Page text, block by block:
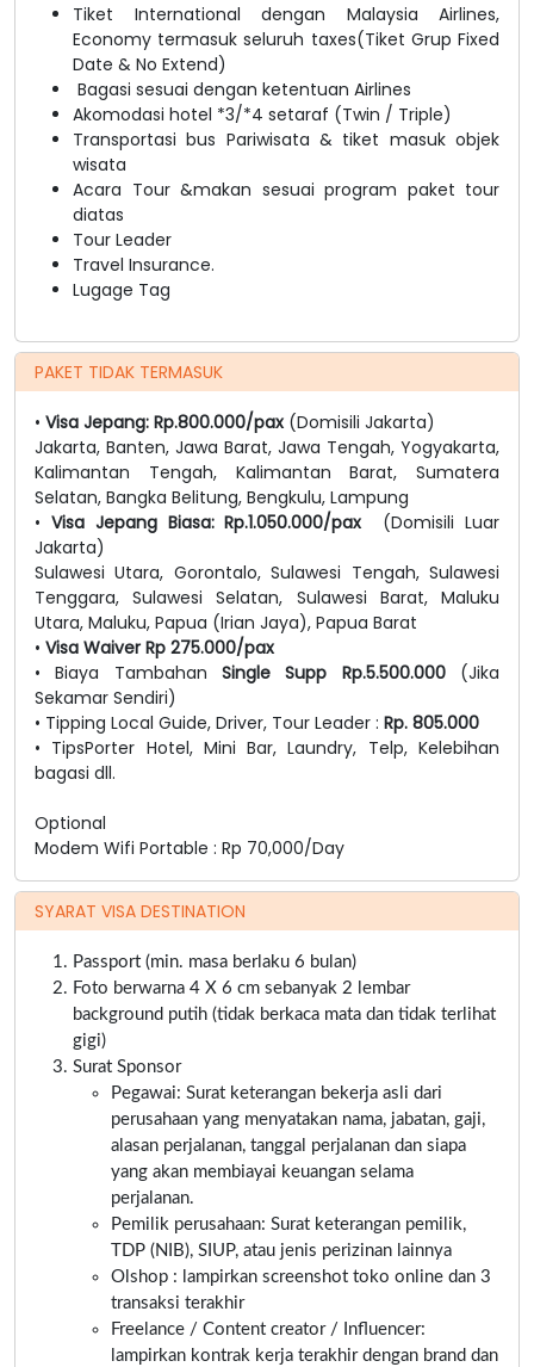
Tiket International dengan Malaysia Airlines,
Economy termasuk seluruh taxes(Tiket Grup Fixed
Date & No Extend)
Bagasi sesuai dengan ketentuan Airlines
Akomodasi hotel *3/*4 setaraf (Twin / Triple)
Transportasi bus Pariwisata & tiket masuk objek
wisata
Acara Tour &makan sesuai program paket tour
diatas
Tour Leader
Travel Insurance.
Lugage Tag
PAKET TIDAK TERMASUK
• Visa Jepang: Rp.800.000/pax (Domisili Jakarta)
Jakarta, Banten, Jawa Barat, Jawa Tengah, Yogyakarta,
Kalimantan Tengah, Kalimantan Barat, Sumatera
Selatan, Bangka Belitung, Bengkulu, Lampung
• Visa Jepang Biasa: Rp.1.050.000/pax (Domisili Luar
Jakarta)
Sulawesi Utara, Gorontalo, Sulawesi Tengah, Sulawesi
Tenggara, Sulawesi Selatan, Sulawesi Barat, Maluku
Utara, Maluku, Papua (Irian Jaya), Papua Barat
• Visa Waiver Rp 275.000/pax
• Biaya Tambahan Single Supp Rp.5.500.000 (Jika
Sekamar Sendiri)
• Tipping Local Guide, Driver, Tour Leader : Rp. 805.000
• TipsPorter Hotel, Mini Bar, Laundry, Telp, Kelebihan
bagasi dll.
Optional
Modem Wifi Portable : Rp 70,000/Day
SYARAT VISA DESTINATION
Passport (min. masa berlaku 6 bulan)
Foto berwarna 4 X 6 cm sebanyak 2 lembar
background putih (tidak berkaca mata dan tidak terlihat
gigi)
Surat Sponsor
Pegawai: Surat keterangan bekerja asli dari
perusahaan yang menyatakan nama, jabatan, gaji,
alasan perjalanan, tanggal perjalanan dan siapa
yang akan membiayai keuangan selama
perjalanan.
Pemilik perusahaan: Surat keterangan pemilik,
TDP (NIB), SIUP, atau jenis perizinan lainnya
Olshop : lampirkan screenshot toko online dan 3
transaksi terakhir
Freelance / Content creator / Influencer:
lampirkan kontrak kerja terakhir dengan brand dan